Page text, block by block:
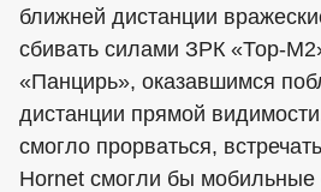
ближней дистанции
сбивать силами ЗРК «Тор-
«Панцирь», оказавшимся
дистанции прямой
смогло прорваться,
Hornet смогли бы мобильные